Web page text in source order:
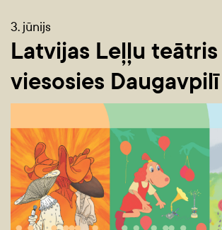
3. jūnijs
Latvijas Leļļu teātris
viesosies Daugavpilī